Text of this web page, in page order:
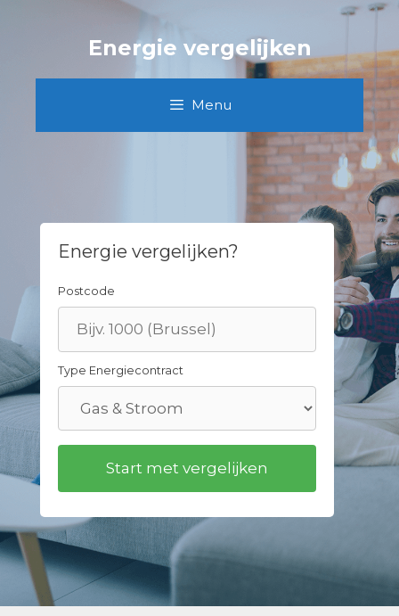
Energie vergelijken
Menu
Energie vergelijken?
Postcode
Type Energiecontract